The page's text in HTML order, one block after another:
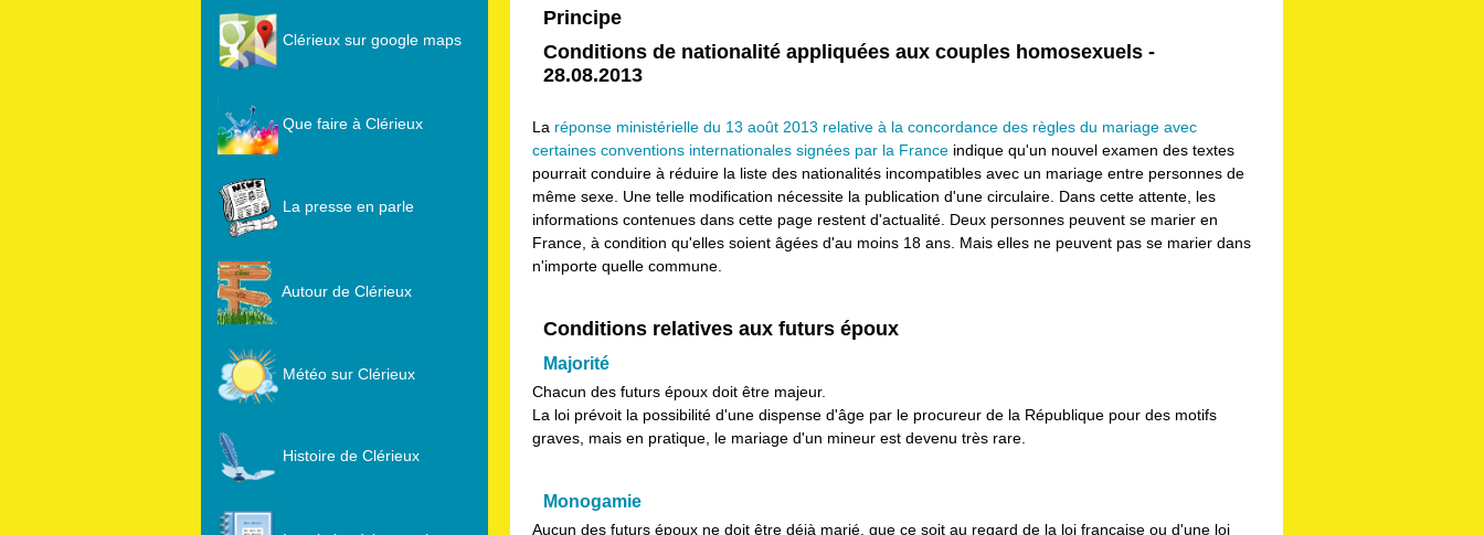
Principe
Conditions de nationalité appliquées aux couples homosexuels -
28.08.2013
La réponse ministérielle du 13 août 2013 relative à la concordance des règles du mariage avec
certaines conventions internationales signées par la France indique qu'un nouvel examen des textes
pourrait conduire à réduire la liste des nationalités incompatibles avec un mariage entre personnes de
même sexe. Une telle modification nécessite la publication d'une circulaire. Dans cette attente, les
informations contenues dans cette page restent d'actualité. Deux personnes peuvent se marier en
France, à condition qu'elles soient âgées d'au moins 18 ans. Mais elles ne peuvent pas se marier dans
n'importe quelle commune.
Conditions relatives aux futurs époux
Majorité
Chacun des futurs époux doit être majeur.
La loi prévoit la possibilité d'une dispense d'âge par le procureur de la République pour des motifs
graves, mais en pratique, le mariage d'un mineur est devenu très rare.
Monogamie
Aucun des futurs époux ne doit être déjà marié, que ce soit au regard de la loi française ou d'une loi
Clérieux sur google maps
Que faire à Clérieux
La presse en parle
Autour de Clérieux
Météo sur Clérieux
Histoire de Clérieux